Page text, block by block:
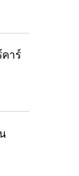
คาร์